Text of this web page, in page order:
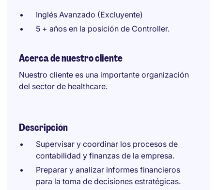
Inglés Avanzado (Excluyente)
5 + años en la posición de Controller.
Acerca de nuestro cliente
Nuestro cliente es una importante organización
del sector de healthcare.
Descripción
Supervisar y coordinar los procesos de
contabilidad y finanzas de la empresa.
Preparar y analizar informes financieros
para la toma de decisiones estratégicas.